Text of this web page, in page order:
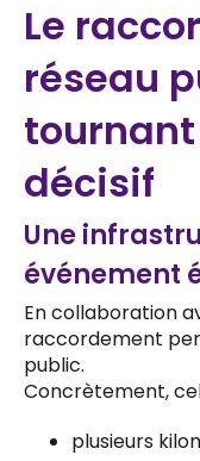
Le
réseau
décisif
Une
événement
En collaboration
raccordement
public.
Concrètement,
plusieurs